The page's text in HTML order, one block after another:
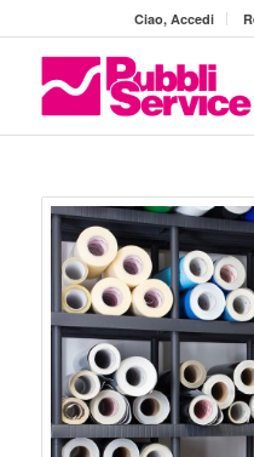
Ciao, Accedi